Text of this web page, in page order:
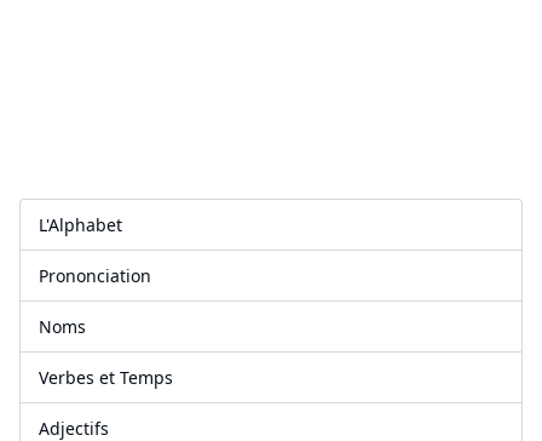
L'Alphabet
Prononciation
Noms
Verbes et Temps
Adjectifs